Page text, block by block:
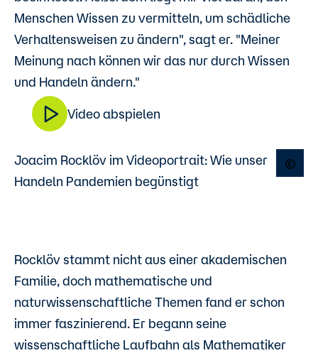
Menschen Wissen zu vermitteln, um schädliche
Verhaltensweisen zu ändern", sagt er. "Meiner
Meinung nach können wir das nur durch Wissen
und Handeln ändern."
Video abspielen
Joacim Rocklöv im Videoportrait: Wie unser
Handeln Pandemien begünstigt
Rocklöv stammt nicht aus einer akademischen
Familie, doch mathematische und
naturwissenschaftliche Themen fand er schon
immer faszinierend. Er begann seine
wissenschaftliche Laufbahn als Mathematiker